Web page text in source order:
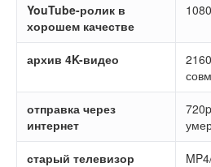
YouTube-ролик в
хорошем качестве
архив 4K-видео
отправка через
интернет
старый телевизор